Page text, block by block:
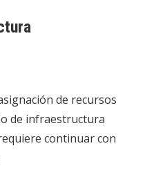
de recursos
de infraestructura
continuar con